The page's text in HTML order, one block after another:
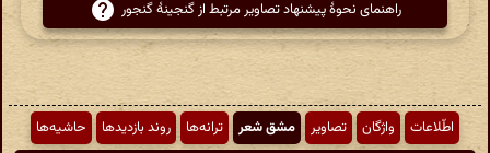
راهنمای نحوهٔ پیشنهاد تصاویر مرتبط از گنجینهٔ گنجور
اطّلاعات واژگان تصاویر مشق شعر ترانه‌ها روند بازدیدها
حاشیه‌ها